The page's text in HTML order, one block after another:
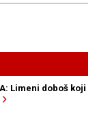
Limeni doboš koji